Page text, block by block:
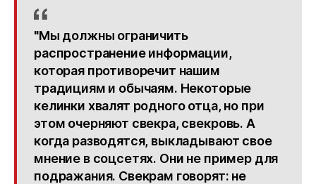
"Мы должны ограничить
распространение информации,
которая противоречит нашим
традициям и обычаям. Некоторые
келинки хвалят родного отца, но при
этом очерняют свекра, свекровь. А
когда разводятся, выкладывают свое
мнение в соцсетях. Они не пример для
подражания. Свекрам говорят: не